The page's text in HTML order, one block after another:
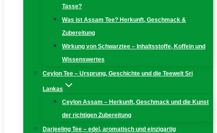
Tasse?
Was ist Assam Tee? Herkunft, Geschmack &
Zubereitung
Wirkung von Schwarztee – Inhaltsstoffe, Koffein und
Wissenswertes
Ceylon Tee – Ursprung, Geschichte und die Teewelt Sri
Lankas
Ceylon Assam – Herkunft, Geschmack und die Kunst
der richtigen Zubereitung
Darjeeling Tee – edel, aromatisch und einzigartig